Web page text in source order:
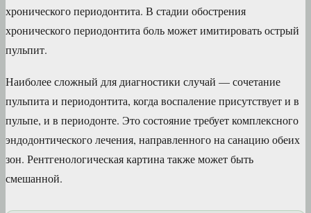
хронического периодонтита. В стадии обострения
хронического периодонтита боль может имитировать острый
пульпит.
Наиболее сложный для диагностики случай — сочетание
пульпита и периодонтита, когда воспаление присутствует и в
пульпе, и в периодонте. Это состояние требует комплексного
эндодонтического лечения, направленного на санацию обеих
зон. Рентгенологическая картина также может быть
смешанной.